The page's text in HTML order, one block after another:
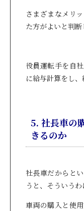
さまざまなメリ
た方がよいと判断
役員運転手を自
に給与計算をし、
5. 社長車の
きるのか
社長車だからと
うと、そういうわ
車両の購入と使